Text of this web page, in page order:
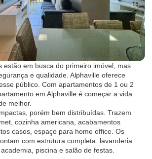
estão em busca do primeiro imóvel, mas
e qualidade. Alphaville oferece
público. Com apartamentos de 1 ou 2
em Alphaville é começar a vida
melhor.
porém bem distribuídas. Trazem
cozinha americana, acabamentos
casos, espaço para home office. Os
com estrutura completa: lavanderia
piscina e salão de festas.